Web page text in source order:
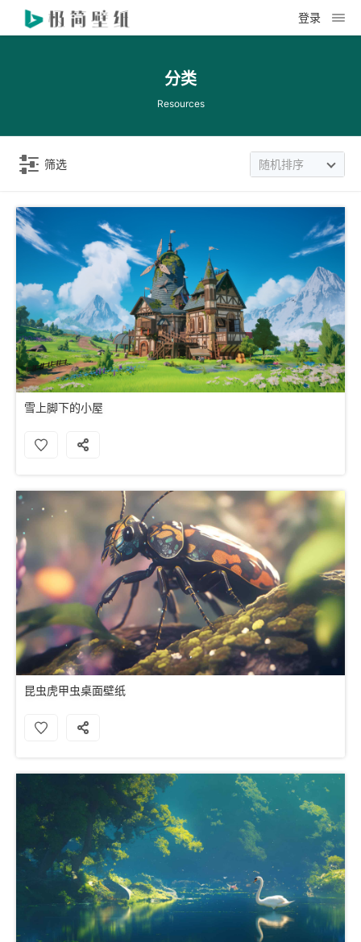
登录
分类
Resources
筛选 随机排序
雪上脚下的小屋
昆虫虎甲虫桌面壁纸